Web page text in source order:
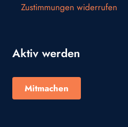
Zustimmungen widerrufen
Aktiv werden
Mitmachen